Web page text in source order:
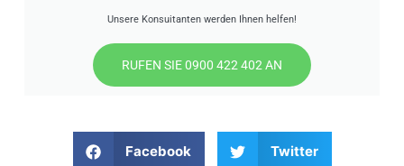
Unsere Konsuitanten werden Ihnen helfen!
RUFEN SIE 0900 422 402 AN
Facebook Twitter